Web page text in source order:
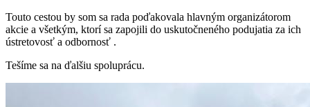
Touto cestou by som sa rada poďakovala hlavným organizátorom
akcie a všetkým, ktorí sa zapojili do uskutočneného podujatia za ich
ústretovosť a odbornosť .
Tešíme sa na ďalšiu spoluprácu.